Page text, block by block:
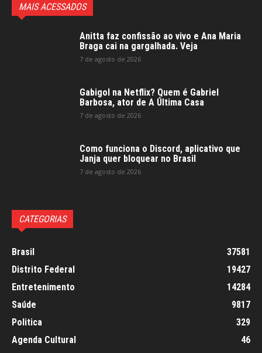
MAIS ACESSADOS
Anitta faz confissão ao vivo e Ana Maria
Braga cai na gargalhada. Veja
7 de agosto de 2026
Gabigol na Netflix? Quem é Gabriel
Barbosa, ator de A Última Casa
7 de agosto de 2026
Como funciona o Discord, aplicativo que
Janja quer bloquear no Brasil
7 de agosto de 2026
CATEGORIAS
Brasil
37581
Distrito Federal
19427
Entretenimento
14284
Saúde
9817
Politica
329
Agenda Cultural
46